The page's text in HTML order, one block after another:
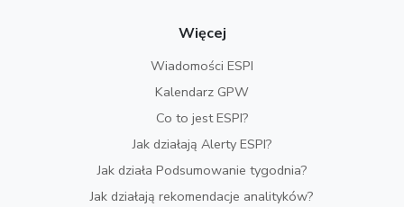
Więcej
Wiadomości ESPI
Kalendarz GPW
Co to jest ESPI?
Jak działają Alerty ESPI?
Jak działa Podsumowanie tygodnia?
Jak działają rekomendacje analityków?